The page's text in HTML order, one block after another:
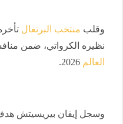
وقلب منتخب البرتغال
نظيره الكرواتي، ضمن منافسات دور
العالم